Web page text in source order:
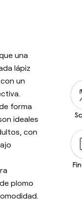
una
lápiz
un
forma
ideales
con
plomo